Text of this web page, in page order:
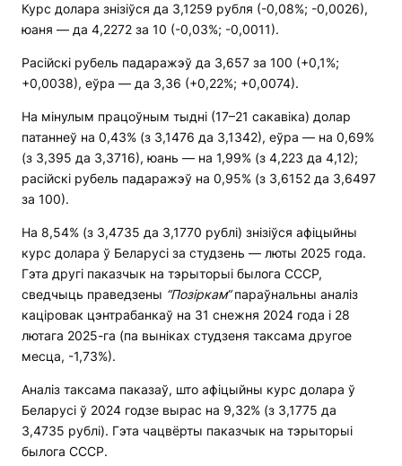
Курс долара знізіўся да 3,1259 рубля (-0,08%; -0,0026),
юаня — да 4,2272 за 10 (-0,03%; -0,0011).
Расійскі рубель падаражэў да 3,657 за 100 (+0,1%;
+0,0038), еўра — да 3,36 (+0,22%; +0,0074).
На мінулым працоўным тыдні (17–21 сакавіка) долар
патаннеў на 0,43% (з 3,1476 да 3,1342), еўра — на 0,69%
(з 3,395 да 3,3716), юань — на 1,99% (з 4,223 да 4,12);
расійскі рубель падаражэў на 0,95% (з 3,6152 да 3,6497
за 100).
На 8,54% (з 3,4735 да 3,1770 рублі) знізіўся афіцыйны
курс долара ў Беларусі за студзень — люты 2025 года.
Гэта другі паказчык на тэрыторыі былога СССР,
сведчыць праведзены “Позіркам“параўнальны аналіз
каціровак цэнтрабанкаў на 31 снежня 2024 года і 28
лютага 2025-га (па выніках студзеня таксама другое
месца, -1,73%).
Аналіз таксама паказаў, што афіцыйны курс долара ў
Беларусі ў 2024 годзе вырас на 9,32% (з 3,1775 да
3,4735 рублі). Гэта чацвёрты паказчык на тэрыторыі
былога СССР.